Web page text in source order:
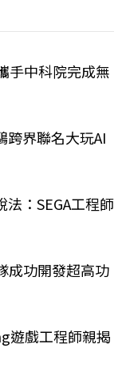
手中科院完成無
跨界聯名大玩AI
：SEGA工程師
成功開發超高功
遊戲工程師親揭